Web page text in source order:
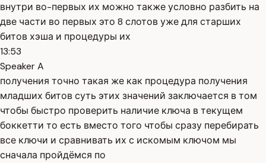
внутри во-первых их можно также условно разбить на
две части во первых это 8 слотов уже для старших
битов хэша и процедуры их
13:53
Speaker A
получения точно такая же как процедура получения
младших битов суть этих значений заключается в том
чтобы быстро проверить наличие ключа в текущем
боккетти то есть вместо того чтобы сразу перебирать
все ключи и сравнивать их с искомым ключом мы
сначала пройдёмся по